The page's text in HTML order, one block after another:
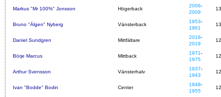
Markus "Mr 100%" Jonsson Högerback
2006-
2009
Bruno "Älgen" Nyberg Vänsterback
1953-
1961
Daniel Sundgren Mittfältare
2016-
2019
Börje Marcus Mittback
1971-
1975
Arthur Svensson Vänsterhalv
1937-
1943
Ivan "Bodde" Bodin Center
1948-
1955